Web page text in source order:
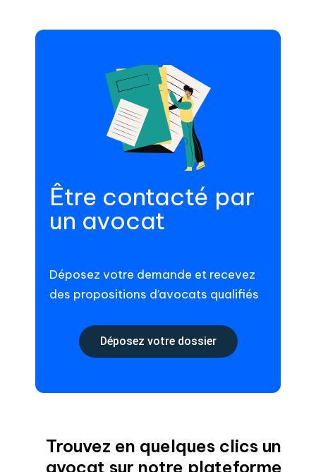
Être contacté par
un avocat
Déposez votre demande et recevez
des propositions d’avocats qualifiés
Déposez votre dossier
Trouvez en quelques clics un
avocat sur notre plateforme